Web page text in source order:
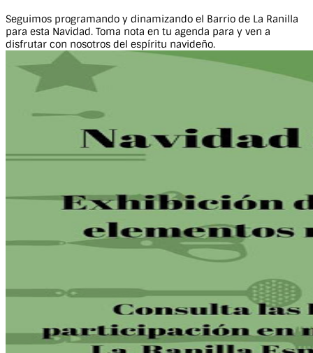
Seguimos programando y dinamizando el Barrio de La Ranilla
para esta Navidad. Toma nota en tu agenda para y ven a
disfrutar con nosotros del espíritu navideño.